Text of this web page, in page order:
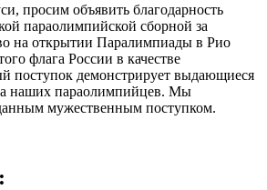
просим объявить благодарность
параолимпийской сборной за
на открытии Паралимпиады в Рио
флага России в качестве
поступок демонстрирует выдающиеся
наших параолимпийцев. Мы
мужественным поступком.